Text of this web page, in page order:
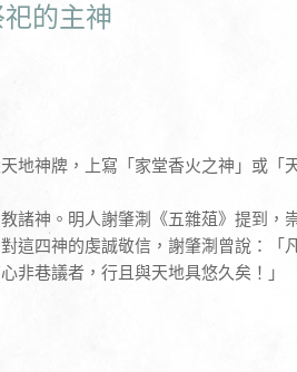
的主神
地神牌，上寫「家堂香火之神」或「
諸神。明人謝肇淛《五雜葅》提到，
這四神的虔誠敬信，謝肇淛曾說：「
非巷議者，行且與天地具悠久矣！」